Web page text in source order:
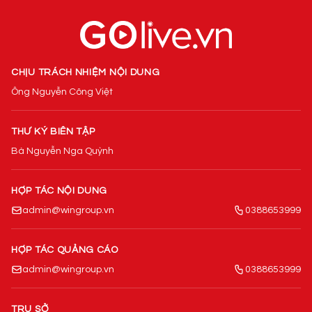
CHỊU TRÁCH NHIỆM NỘI DUNG
Ông Nguyễn Công Việt
THƯ KÝ BIÊN TẬP
Bà Nguyễn Nga Quỳnh
HỢP TÁC NỘI DUNG
admin@wingroup.vn
0388653999
HỢP TÁC QUẢNG CÁO
admin@wingroup.vn
0388653999
TRỤ SỞ